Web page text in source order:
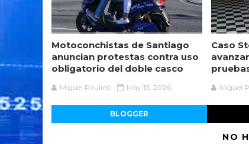
Motoconchistas de Santiago
anuncian protestas contra uso
obligatorio del doble casco
Miguel Paulino May 13, 2026
Caso
Miguel
BLOGGER
NO